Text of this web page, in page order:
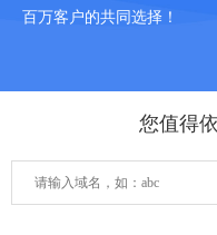
百万客户的共同选择！
您值得